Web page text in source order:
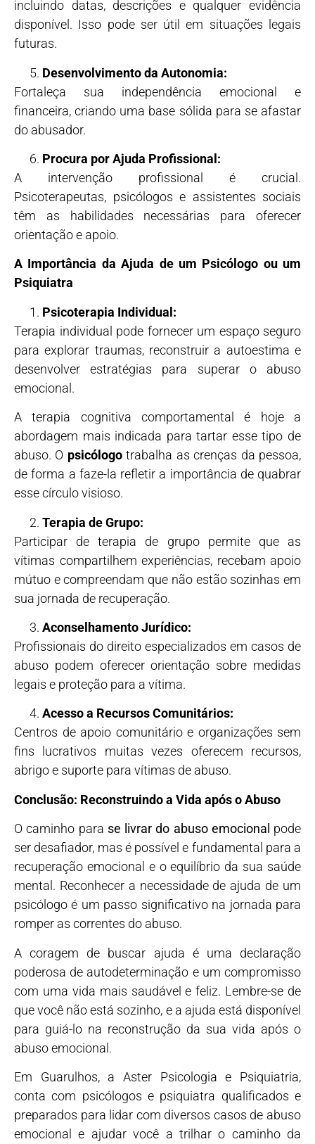
incluindo datas, descrições e qualquer evidência
disponível. Isso pode ser útil em situações legais
futuras.
Desenvolvimento da Autonomia:
Fortaleça sua independência emocional e
financeira, criando uma base sólida para se afastar
do abusador.
Procura por Ajuda Profissional:
A intervenção profissional é crucial.
Psicoterapeutas, psicólogos e assistentes sociais
têm as habilidades necessárias para oferecer
orientação e apoio.
A Importância da Ajuda de um Psicólogo ou um
Psiquiatra
Psicoterapia Individual:
Terapia individual pode fornecer um espaço seguro
para explorar traumas, reconstruir a autoestima e
desenvolver estratégias para superar o abuso
emocional.
A terapia cognitiva comportamental é hoje a
abordagem mais indicada para tartar esse tipo de
abuso. O psicólogotrabalha as crenças da pessoa,
de forma a faze-la refletir a importância de quabrar
esse círculo visioso.
Terapia de Grupo:
Participar de terapia de grupo permite que as
vítimas compartilhem experiências, recebam apoio
mútuo e compreendam que não estão sozinhas em
sua jornada de recuperação.
Aconselhamento Jurídico:
Profissionais do direito especializados em casos de
abuso podem oferecer orientação sobre medidas
legais e proteção para a vítima.
Acesso a Recursos Comunitários:
Centros de apoio comunitário e organizações sem
fins lucrativos muitas vezes oferecem recursos,
abrigo e suporte para vítimas de abuso.
Conclusão: Reconstruindo a Vida após o Abuso
O caminho para se livrar do abuso emocional pode
ser desafiador, mas é possível e fundamental para a
recuperação emocional e o equilíbrio da sua saúde
mental. Reconhecer a necessidade de ajuda de um
psicólogo é um passo significativo na jornada para
romper as correntes do abuso.
A coragem de buscar ajuda é uma declaração
poderosa de autodeterminação e um compromisso
com uma vida mais saudável e feliz. Lembre-se de
que você não está sozinho, e a ajuda está disponível
para guiá-lo na reconstrução da sua vida após o
abuso emocional.
Em Guarulhos, a Aster Psicologia e Psiquiatria,
conta com psicólogos e psiquiatra qualificados e
preparados para lidar com diversos casos de abuso
emocional e ajudar você a trilhar o caminho da